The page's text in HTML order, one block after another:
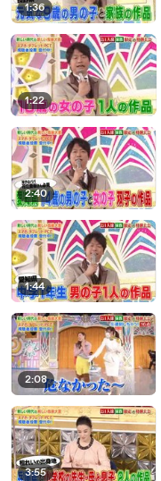
1:36
1:22
2:40
1:44
2:08
3:55